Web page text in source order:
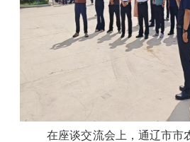
在座谈交流会上，通辽市市